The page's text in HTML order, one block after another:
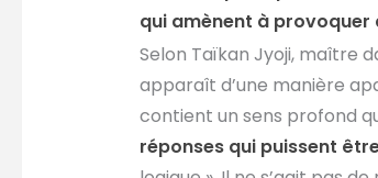
qui amènent à provoquer
Selon Taïkan Jyoji, maître
apparaît d’une manière
contient un sens profond
réponses qui puissent